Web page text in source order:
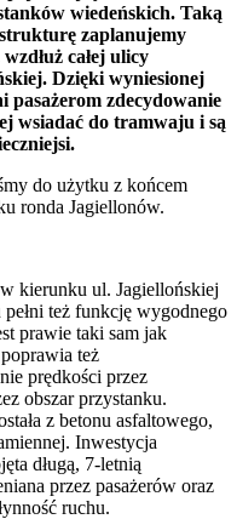
wiedeńskich. Taką
zaplanujemy
całej ulicy
Dzięki wyniesionej
pasażerom zdecydowanie
wsiadać do tramwaju i są
do użytku z końcem
ronda Jagiellonów.
kierunku ul. Jagiellońskiej
też funkcję wygodnego
prawie taki sam jak
też
prędkości przez
obszar przystanku.
z betonu asfaltowego,
Inwestycja
długą, 7-letnią
przez pasażerów oraz
ruchu.